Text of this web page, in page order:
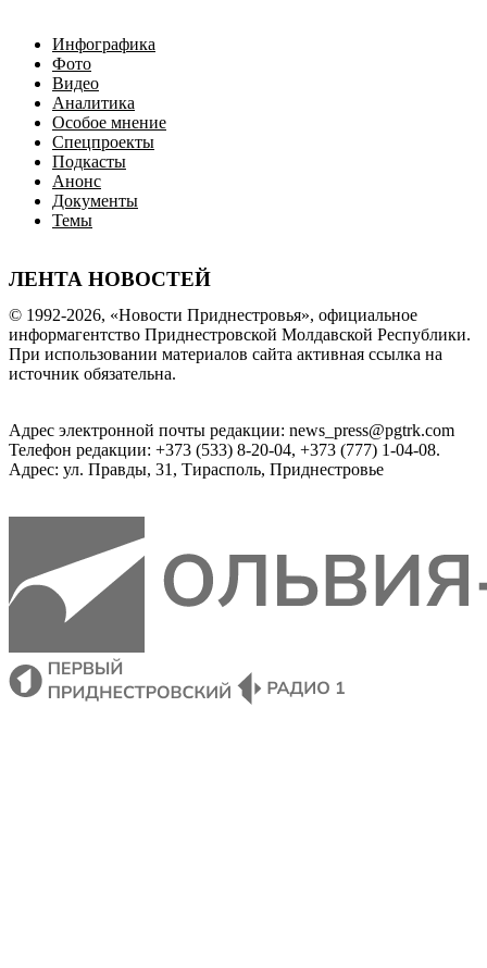
Инфографика
Фото
Видео
Аналитика
Особое мнение
Спецпроекты
Подкасты
Анонс
Документы
Темы
ЛЕНТА НОВОСТЕЙ
© 1992-2026, «Новости Приднестровья», официальное
информагентство Приднестровской Молдавской Республики.
При использовании материалов сайта активная ссылка на
источник обязательна.
Адрес электронной почты редакции: news_press@pgtrk.com
Телефон редакции: +373 (533) 8-20-04, +373 (777) 1-04-08.
Адрес: ул. Правды, 31, Тирасполь, Приднестровье